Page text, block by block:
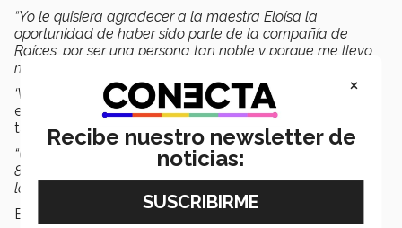
“Yo le quisiera agradecer a la maestra Eloísa la
oportunidad de haber sido parte de la compañía de
Raíces, por ser una persona tan noble y porque me llevo
muchísimo de la compañía”
‘Vivir en el Tec’es una frase muy conocida entre los
estudiantes del campus Monterrey, una que la alumna
también vivió de manera personal.
“Un día normal para mí era iniciar con mis clases a las
8:00 de la mañana y salía de mis ensayos a las 11:30 de
la noche”
Esta trayectoria y dedicación la llevaron a ser
×
Recibe nuestro newsletter de
noticias: